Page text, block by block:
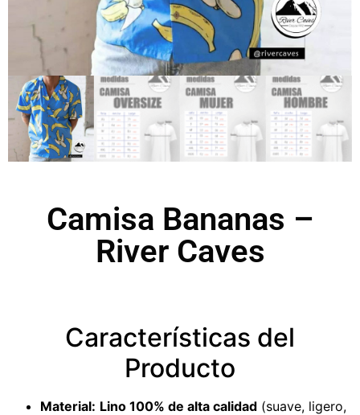
Camisa Bananas –
River Caves
Características del
Producto
Material: Lino 100% de alta calidad (suave, ligero,